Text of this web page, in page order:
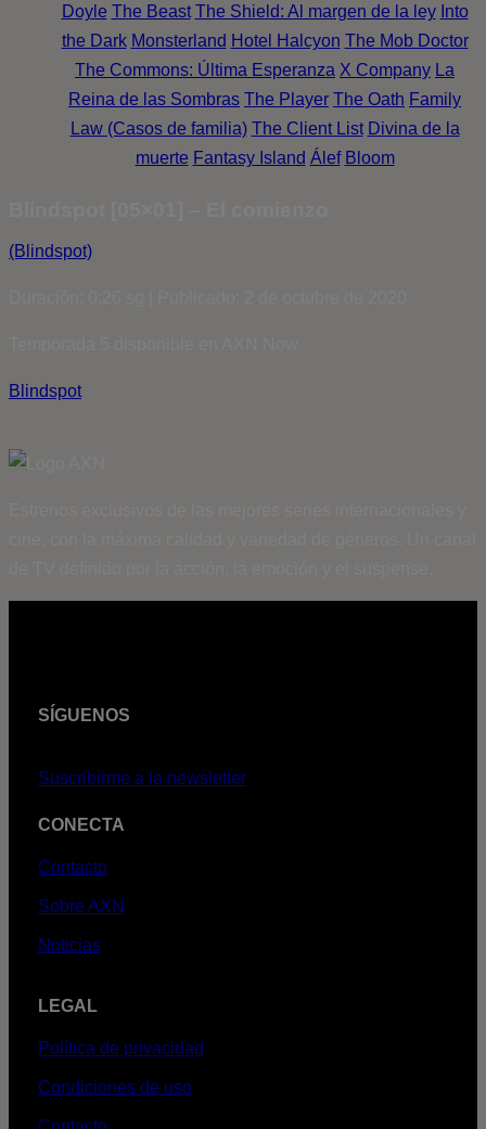
Doyle The Beast The Shield: Al margen de la ley Into
the Dark Monsterland Hotel Halcyon The Mob Doctor
The Commons: Última Esperanza X Company La
Reina de las Sombras The Player The Oath Family
Law (Casos de familia) The Client List Divina de la
muerte Fantasy Island Álef Bloom
(Blindspot)
Blindspot
SÍGUENOS
Suscribirme a la newsletter
CONECTA
Contacto
Sobre AXN
Noticias
LEGAL
Política de privacidad
Condiciones de uso